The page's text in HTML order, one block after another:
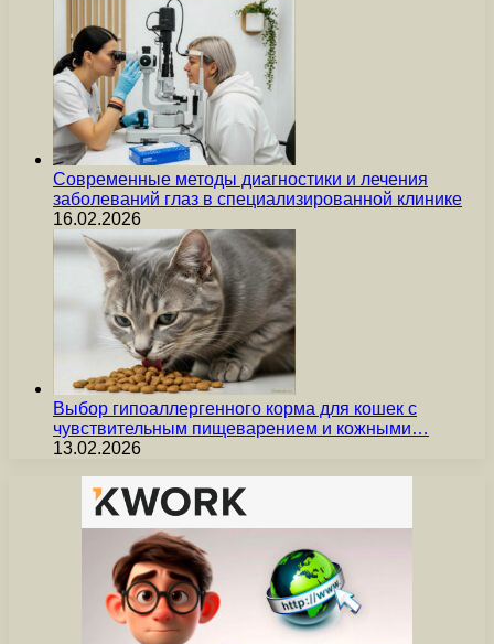
Современные методы диагностики и лечения
заболеваний глаз в специализированной клинике
16.02.2026
Выбор гипоаллергенного корма для кошек с
чувствительным пищеварением и кожными…
13.02.2026